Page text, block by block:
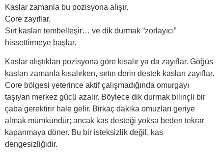
Kaslar zamanla bu pozisyona alışır.
Core zayıflar.
Sırt kasları tembelleşir… ve dik durmak “zorlayıcı”
hissettirmeye başlar.
Kaslar alıştıkları pozisyona göre kısalır ya da zayıflar. Göğüs
kasları zamanla kısalırken, sırtın derin destek kasları zayıflar.
Core bölgesi yeterince aktif çalışmadığında omurgayı
taşıyan merkez gücü azalır. Böylece dik durmak bilinçli bir
çaba gerektirir hale gelir. Birkaç dakika omuzları geriye
almak mümkündür; ancak kas desteği yoksa beden tekrar
kapanmaya döner. Bu bir isteksizlik değil, kas
dengesizliğidir.